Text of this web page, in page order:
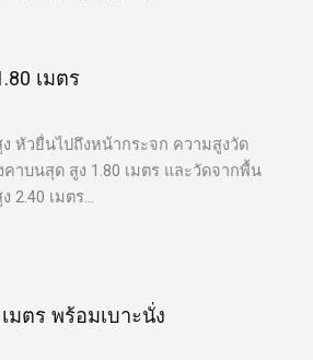
เมตร
หัวยื่นไปถึงหน้ากระจก ความสูงวัด
าบนสุด สูง 1.80 เมตร และวัดจากพื้น
2.40 เมตร…
มตร พร้อมเบาะนั่ง